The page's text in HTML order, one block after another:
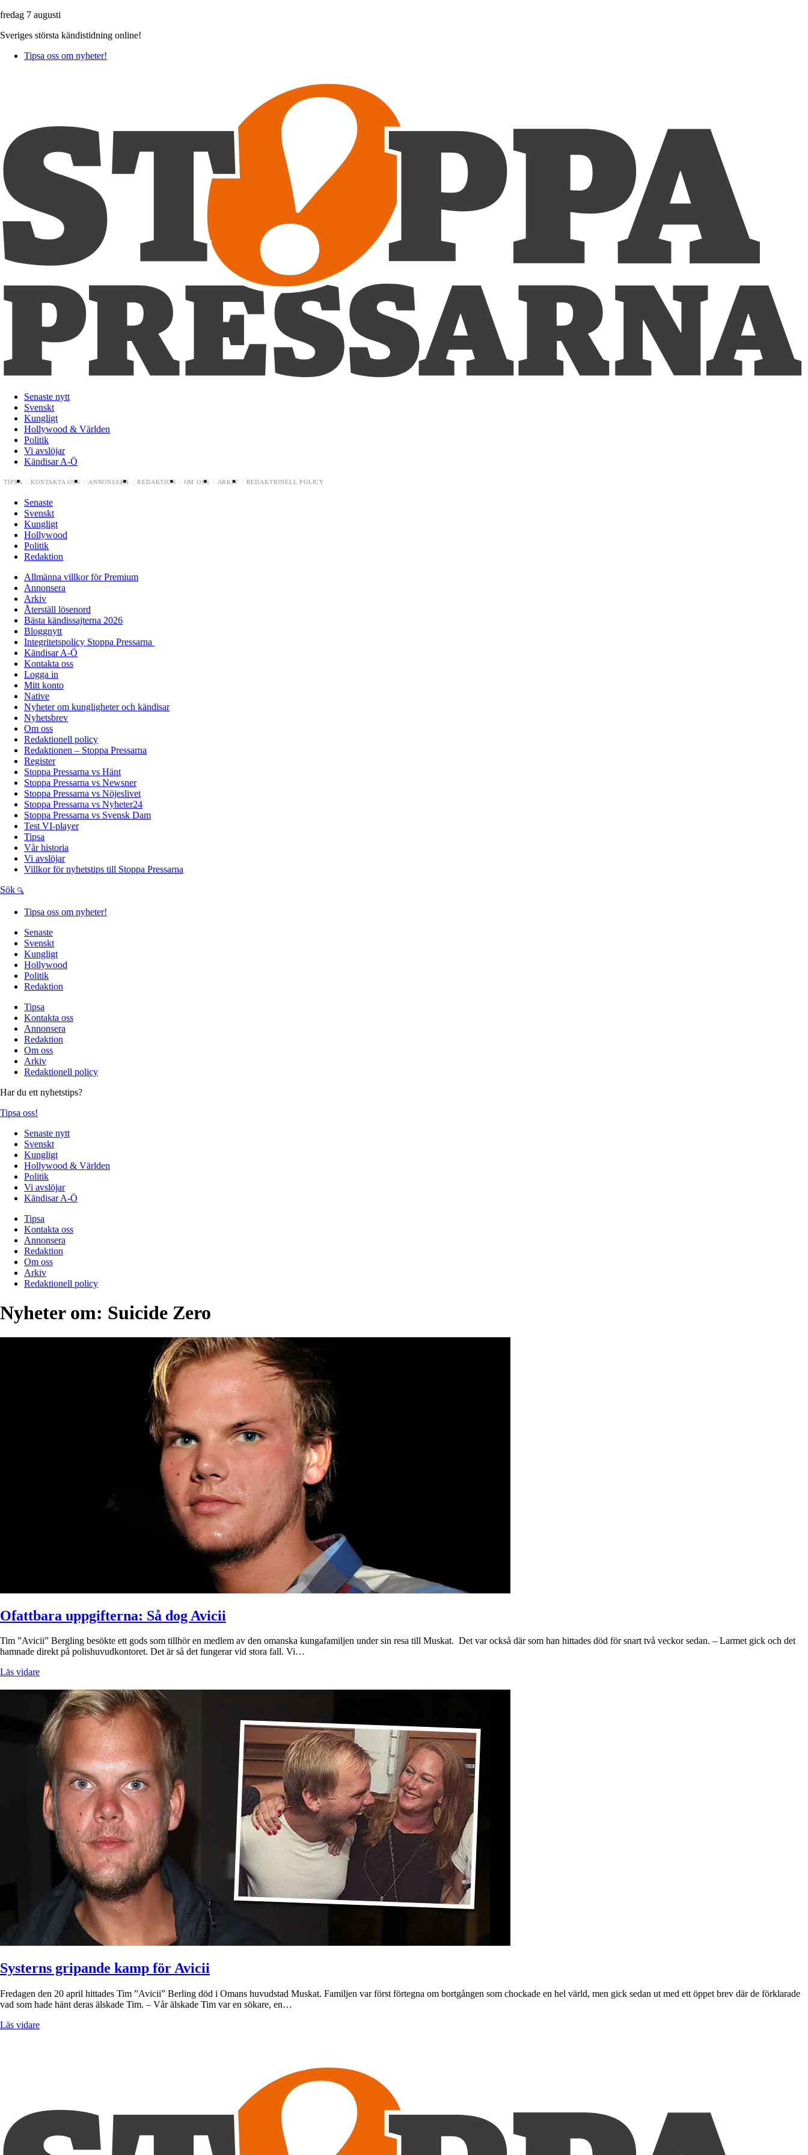
fredag 7 augusti
Sveriges största kändistidning online!
Tipsa oss om nyheter!
Senaste nytt
Svenskt
Kungligt
Hollywood & Världen
Politik
Vi avslöjar
Kändisar A-Ö
TIPSA KONTAKTA OSS ANNONSERA REDAKTION OM OSS ARKIV REDAKTIONELL POLICY
Senaste
Svenskt
Kungligt
Hollywood
Politik
Redaktion
Allmänna villkor för Premium
Annonsera
Arkiv
Återställ lösenord
Bästa kändissajterna 2026
Bloggnytt
Integritetspolicy Stoppa Pressarna
Kändisar A-Ö
Kontakta oss
Logga in
Mitt konto
Native
Nyheter om kungligheter och kändisar
Nyhetsbrev
Om oss
Redaktionell policy
Redaktionen – Stoppa Pressarna
Register
Stoppa Pressarna vs Hänt
Stoppa Pressarna vs Newsner
Stoppa Pressarna vs Nöjeslivet
Stoppa Pressarna vs Nyheter24
Stoppa Pressarna vs Svensk Dam
Test VI-player
Tipsa
Vår historia
Vi avslöjar
Villkor för nyhetstips till Stoppa Pressarna
Sök
Tipsa oss om nyheter!
Senaste
Svenskt
Kungligt
Hollywood
Politik
Redaktion
Tipsa
Kontakta oss
Annonsera
Redaktion
Om oss
Arkiv
Redaktionell policy
Har du ett nyhetstips?
Tipsa oss!
Senaste nytt
Svenskt
Kungligt
Hollywood & Världen
Politik
Vi avslöjar
Kändisar A-Ö
Tipsa
Kontakta oss
Annonsera
Redaktion
Om oss
Arkiv
Redaktionell policy
Nyheter om: Suicide Zero
Ofattbara uppgifterna: Så dog Avicii
Tim ”Avicii” Bergling besökte ett gods som tillhör en medlem av den omanska kungafamiljen under sin resa till Muskat. Det var också där som han hittades död för snart två veckor sedan. – Larmet gick och det
hamnade direkt på polishuvudkontoret. Det är så det fungerar vid stora fall. Vi…
Läs vidare
Systerns gripande kamp för Avicii
Fredagen den 20 april hittades Tim ”Avicii” Berling död i Omans huvudstad Muskat. Familjen var först förtegna om bortgången som chockade en hel värld, men gick sedan ut med ett öppet brev där de förklarade
vad som hade hänt deras älskade Tim. – Vår älskade Tim var en sökare, en…
Läs vidare